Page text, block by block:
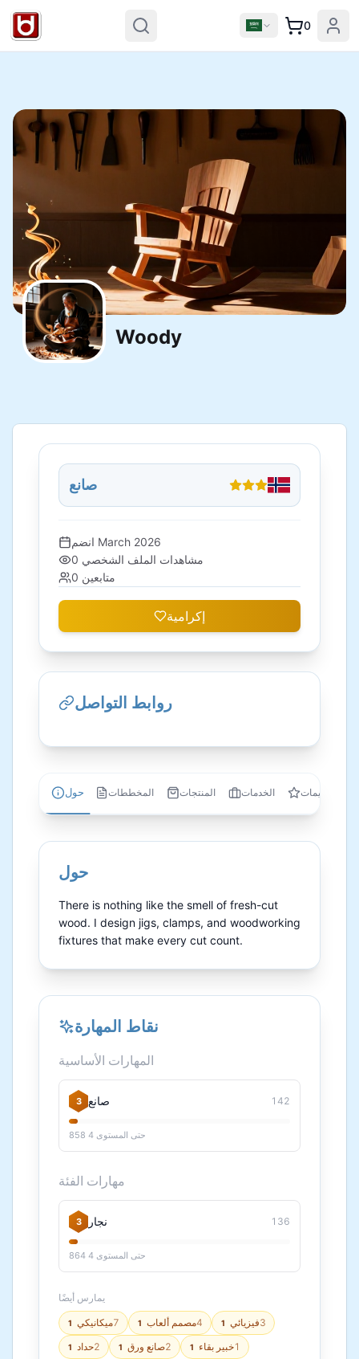
0
Woody
صانع
انضم March 2026
0 مشاهدات الملف الشخصي
0 متابعين
إكرامية
روابط التواصل
حول المخططات المنتجات الخدمات التقييمات
حول
There is nothing like the smell of fresh-cut
wood. I design jigs, clamps, and woodworking
fixtures that make every cut count.
نقاط المهارة
المهارات الأساسية
3 صانع 142
858 حتى المستوى 4
مهارات الفئة
3 نجار 136
864 حتى المستوى 4
يمارس أيضًا
1 ميكانيكي7 1 مصمم ألعاب4 1 فيزيائي3
1 حداد2 1 صانع ورق2 1 خبير بقاء1